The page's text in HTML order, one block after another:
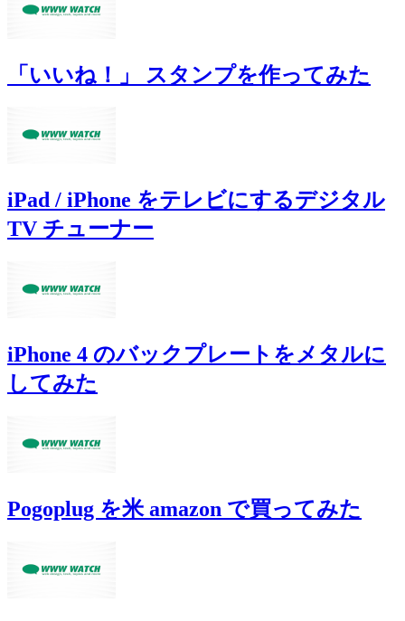
「いいね！」 スタンプを作ってみた
iPad / iPhone をテレビにするデジタル
TV チューナー
iPhone 4 のバックプレートをメタルに
してみた
Pogoplug を米 amazon で買ってみた